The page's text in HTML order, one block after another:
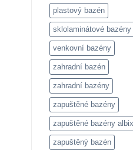
plastový bazén
sklolaminátové bazény
venkovní bazény
zahradní bazén
zahradní bazény
zapuštěné bazény
zapuštěné bazény
zapuštěný bazén